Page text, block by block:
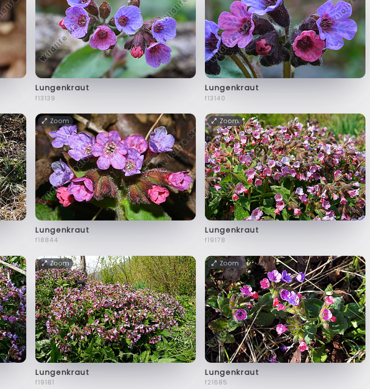
Lungenkraut
f13139
Lungenkraut
f13140
Zoom
Lungenkraut
f18844
Zoom
Lungenkraut
f19178
Zoom
Lungenkraut
f19181
Zoom
Lungenkraut
f21685